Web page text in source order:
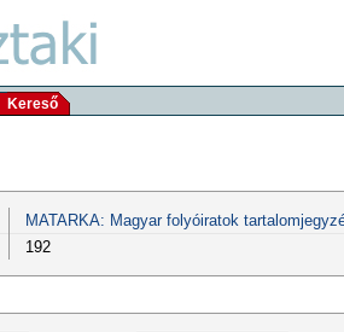
Kereső
MATARKA: Magyar folyóiratok
192